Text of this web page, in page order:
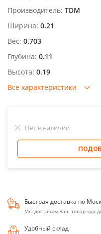
Производитель: TDM
Ширина: 0.21
Вес: 0.703
Глубина: 0.11
Высота: 0.19
Все характеристики
Нет в наличии
Быстрая доставка по
Мы доставим Ваш товар «до
Удобный склад